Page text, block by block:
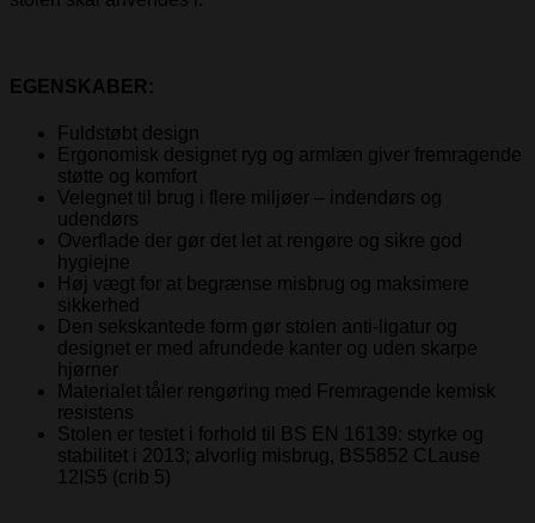
EGENSKABER:
Fuldstøbt design
Ergonomisk designet ryg og armlæn giver fremragende
støtte og komfort
Velegnet til brug i flere miljøer – indendørs og
udendørs
Overflade der gør det let at rengøre og sikre god
hygiejne
Høj vægt for at begrænse misbrug og maksimere
sikkerhed
Den sekskantede form gør stolen anti-ligatur og
designet er med afrundede kanter og uden skarpe
hjørner
Materialet tåler rengøring med Fremragende kemisk
resistens
Stolen er testet i forhold til BS EN 16139: styrke og
stabilitet i 2013; alvorlig misbrug, BS5852 CLause
12IS5 (crib 5)